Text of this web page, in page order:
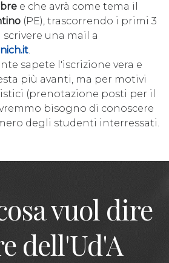
e che avrà come tema il
(PE), trascorrendo i primi 3
una mail a
.
sapete l'iscrizione vera e
più avanti, ma per motivi
(prenotazione posti per il
bisogno di conoscere
degli studenti interressati.
vuol dire
dell'Ud'A